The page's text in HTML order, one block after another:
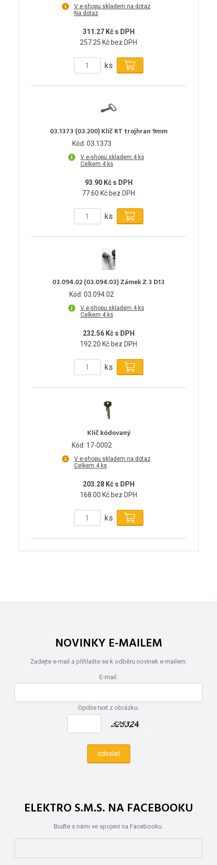
V e-shopu skladem na dotaz
Na dotaz
311.27 Kč s DPH
257.25 Kč bez DPH
ks
03.1373 (03.200) Klíč RT trojhran 9mm
Kód: 03.1373
V e-shopu skladem 4 ks
Celkem 4 ks
93.90 Kč s DPH
77.60 Kč bez DPH
ks
03.094.02 (03.094.03) Zámek Z 3 D13
Kód: 03.094.02
V e-shopu skladem 4 ks
Celkem 4 ks
232.56 Kč s DPH
192.20 Kč bez DPH
ks
Klíč kódovaný
Kód: 17-0002
V e-shopu skladem na dotaz
Celkem 4 ks
203.28 Kč s DPH
168.00 Kč bez DPH
ks
NOVINKY E-MAILEM
Zadejte e-mail a přihlašte se k odběru novinek e-mailem.
E-mail:
Opište text z obrázku:
ELEKTRO S.M.S. NA FACEBOOKU
Buďte s námi ve spojení na Facebooku.